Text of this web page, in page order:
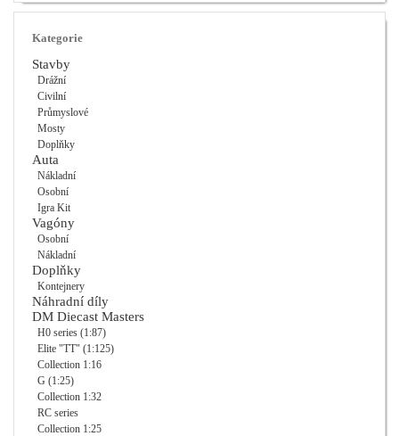
Kategorie
Stavby
Drážní
Civilní
Průmyslové
Mosty
Doplňky
Auta
Nákladní
Osobní
Igra Kit
Vagóny
Osobní
Nákladní
Doplňky
Kontejnery
Náhradní díly
DM Diecast Masters
H0 series (1:87)
Elite "TT" (1:125)
Collection 1:16
G (1:25)
Collection 1:32
RC series
Collection 1:25